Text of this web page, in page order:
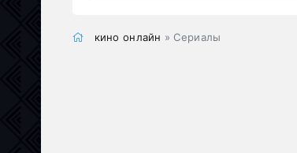
кино онлайн » Сериалы